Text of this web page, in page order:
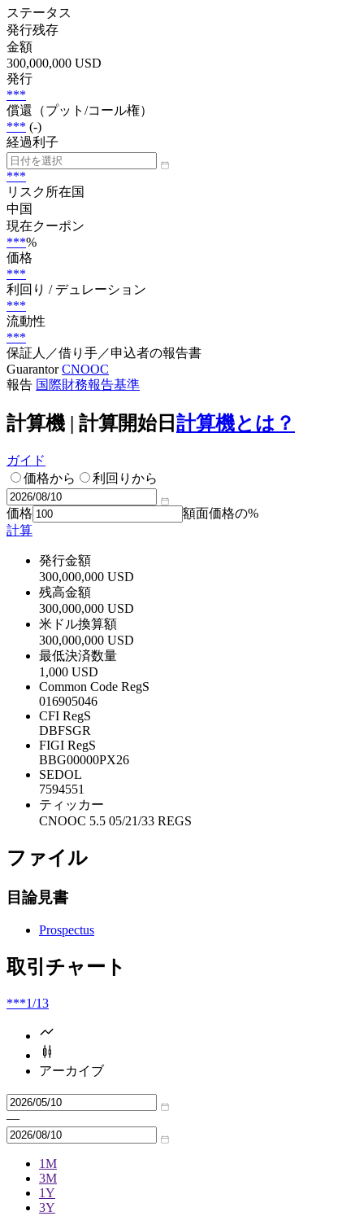
ステータス
発行残存
金額
300,000,000 USD
発行
***
償還（プット/コール権）
*** (-)
経過利子
***
リスク所在国
中国
現在クーポン
***%
価格
***
利回り / デュレーション
***
流動性
***
保証人／借り手／申込者の報告書
Guarantor CNOOC
報告 国際財務報告基準
計算機 | 計算開始日 計算機とは？
ガイド
価格から
利回りから
価格
額面価格の%
計算
発行金額
300,000,000 USD
残高金額
300,000,000 USD
米ドル換算額
300,000,000 USD
最低決済数量
1,000 USD
Common Code RegS
016905046
CFI RegS
DBFSGR
FIGI RegS
BBG00000PX26
SEDOL
7594551
ティッカー
CNOOC 5.5 05/21/33 REGS
ファイル
目論見書
Prospectus
取引チャート
***1/13
アーカイブ
—
1M
3M
1Y
3Y